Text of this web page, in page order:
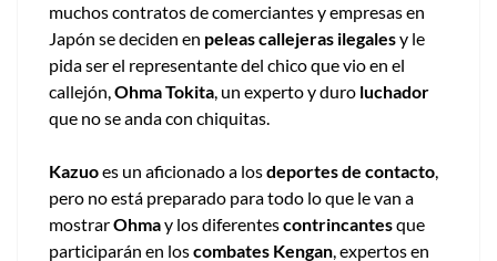
muchos contratos de comerciantes y empresas en
Japón se deciden en peleas callejeras ilegalesy le
pida ser el representante del chico que vio en el
callejón,Ohma Tokita, un experto y duro luchador
que no se anda con chiquitas.
Kazuoes un aficionado a losdeportes de contacto,
pero no está preparado para todo lo que le van a
mostrarOhmay los diferentescontrincantesque
participarán en loscombates Kengan, expertos en